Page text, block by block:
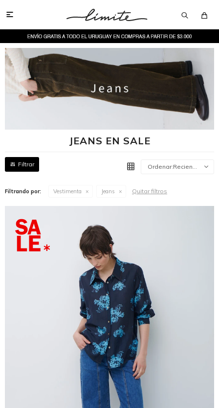

JEANS EN SALE
Recientes
Filtrando por: Vestimenta Jeans Quitar filtros